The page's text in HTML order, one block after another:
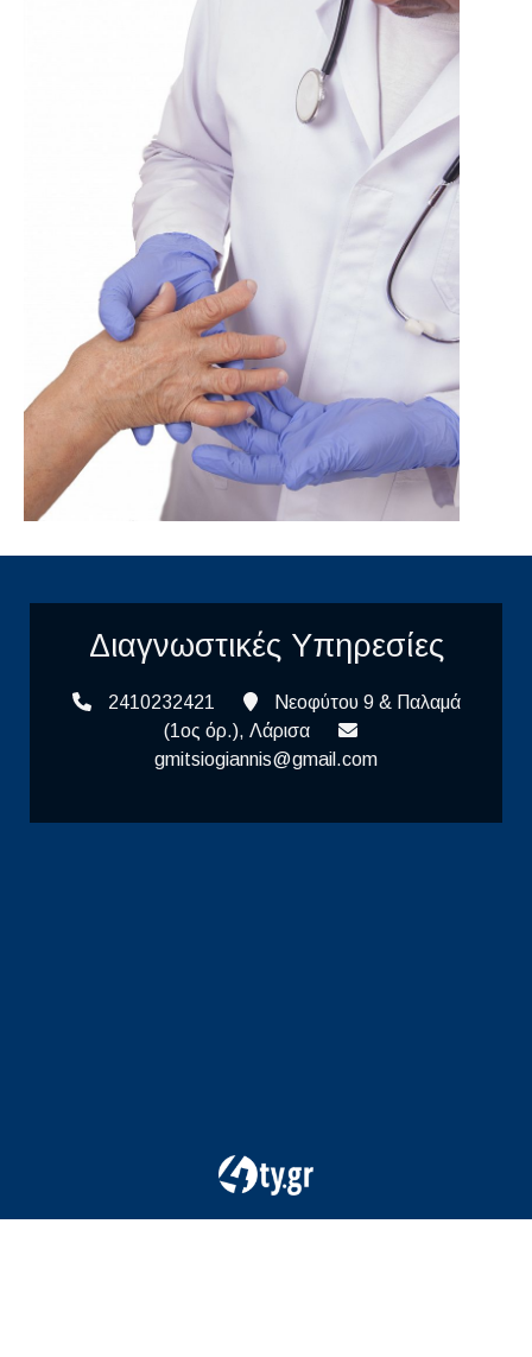
Διαγνωστικές Υπηρεσίες
2410232421
Νεοφύτου 9 & Παλαμά
(1ος όρ.), Λάρισα
gmitsiogiannis@gmail.com